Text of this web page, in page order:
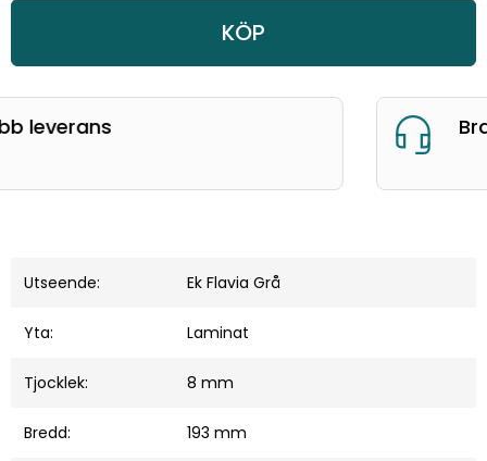
KÖP
Bra kundservice
Utseende: Ek Flavia Grå
Yta: Laminat
Tjocklek: 8 mm
Bredd: 193 mm